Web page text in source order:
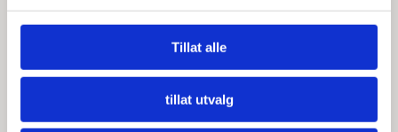
Tillat alle
tillat utvalg
Nils Einar